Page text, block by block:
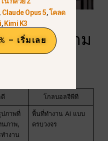
ความ
คืออะไร?
โกลบอลจีพีที
ปภาพที่
นภาพ,
ำงาน
พื้นที่ทำงาน AI แบบ
ครบวงจร
Claude Opus 5,โคลด
,Kimi K3
– เริ่มเลย